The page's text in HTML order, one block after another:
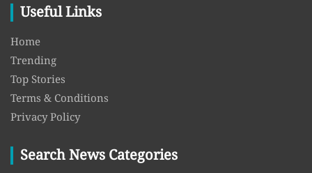
Useful Links
Home
Trending
Top Stories
Terms & Conditions
Privacy Policy
Search News Categories